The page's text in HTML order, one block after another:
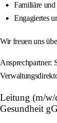
Familiäre
Engagiertes
Wir freuen uns
Ansprechpartner:
Leitung (m/
Gesundheit